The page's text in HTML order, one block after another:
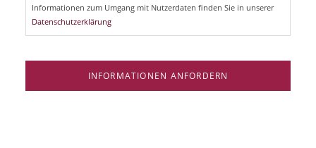
Informationen zum Umgang mit Nutzerdaten finden Sie in unserer
Datenschutzerklärung
INFORMATIONEN ANFORDERN